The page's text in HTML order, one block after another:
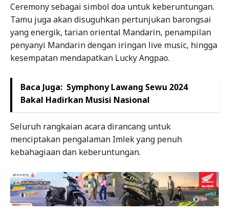
Ceremony sebagai simbol doa untuk keberuntungan.
Tamu juga akan disuguhkan pertunjukan barongsai
yang energik, tarian oriental Mandarin, penampilan
penyanyi Mandarin dengan iringan live music, hingga
kesempatan mendapatkan Lucky Angpao.
Baca Juga: Symphony Lawang Sewu 2024
Bakal Hadirkan Musisi Nasional
Seluruh rangkaian acara dirancang untuk
menciptakan pengalaman Imlek yang penuh
kebahagiaan dan keberuntungan.